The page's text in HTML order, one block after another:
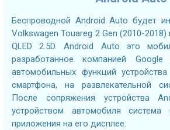
Беспроводной Android Auto будет
Volkswagen Touareg 2 Gen (2010-2018)
QLED 2.5D. Android Auto это
разработанное компанией
автомобильных функций
смартфона, на развлекательной
После сопряжения устройства
устройством автомобиля система
приложения на его дисплее.